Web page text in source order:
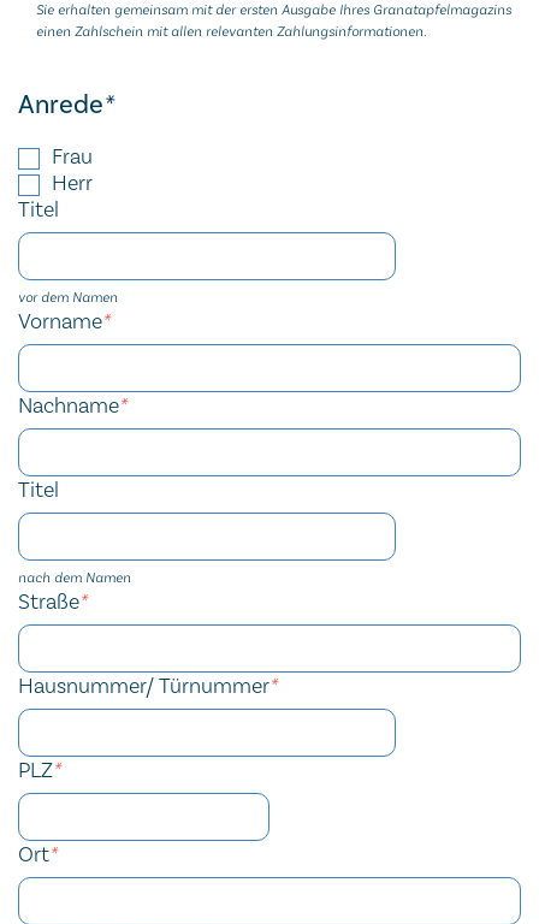
Sie erhalten gemeinsam mit der ersten Ausgabe Ihres Granatapfelmagazins
einen Zahlschein mit allen relevanten Zahlungsinformationen.
Anrede*
Frau
Herr
Titel
vor dem Namen
Vorname*
Nachname*
Titel
nach dem Namen
Straße*
Hausnummer/ Türnummer*
PLZ*
Ort*